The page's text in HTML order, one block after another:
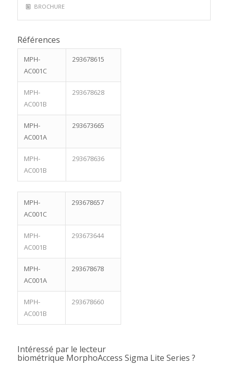
BROCHURE
Références
MPH-
AC001C
293678615
MPH-
AC001B
293678628
MPH-
AC001A
293673665
MPH-
AC001B
293678636
MPH-
AC001C
293678657
MPH-
AC001B
293673644
MPH-
AC001A
293678678
MPH-
AC001B
293678660
Intéressé par le lecteur
biométrique MorphoAccess Sigma Lite Series ?